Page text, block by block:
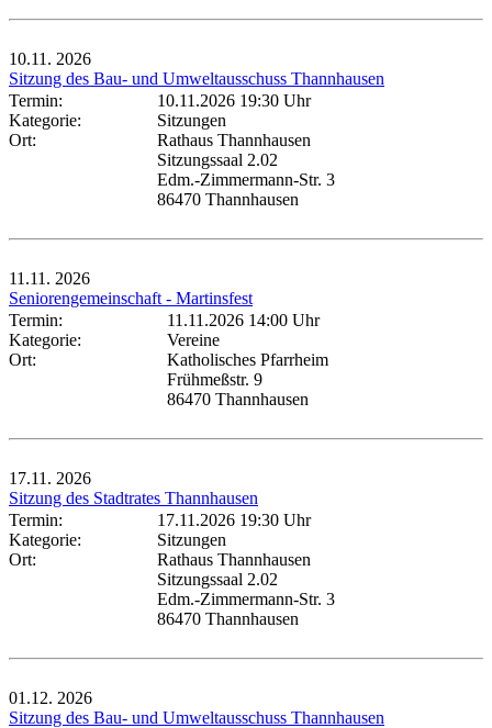
10.11. 2026
Sitzung des Bau- und Umweltausschuss Thannhausen
Termin:
10.11.2026 19:30 Uhr
Kategorie:
Sitzungen
Ort:
Rathaus Thannhausen
Sitzungssaal 2.02
Edm.-Zimmermann-Str. 3
86470 Thannhausen
11.11. 2026
Seniorengemeinschaft - Martinsfest
Termin:
11.11.2026 14:00 Uhr
Kategorie:
Vereine
Ort:
Katholisches Pfarrheim
Frühmeßstr. 9
86470 Thannhausen
17.11. 2026
Sitzung des Stadtrates Thannhausen
Termin:
17.11.2026 19:30 Uhr
Kategorie:
Sitzungen
Ort:
Rathaus Thannhausen
Sitzungssaal 2.02
Edm.-Zimmermann-Str. 3
86470 Thannhausen
01.12. 2026
Sitzung des Bau- und Umweltausschuss Thannhausen